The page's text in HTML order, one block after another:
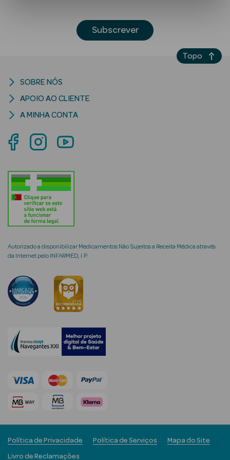
Ver Tudo
Solares
Corpo
Lábios
Solares Bebé e
Criança
Rosto e
Cosmética
Rosto
Séruns Faciais
Anti-
envelhecimento
Subscrever
Autorizado a disponibilizar Medicamentos Não Sujeitos a Receita Médica através
da Internet pelo INFARMED, I.P.
SOBRE NÓS
APOIO AO CLIENTE
A MINHA CONTA
Política de Privacidade Política de Serviços Mapa do Site
Livro de Reclamações
Topo